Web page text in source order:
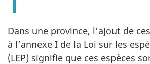
Dans une province, l’ajout de
à l’annexe I de la Loi sur les
(LEP) signifie que ces espèces